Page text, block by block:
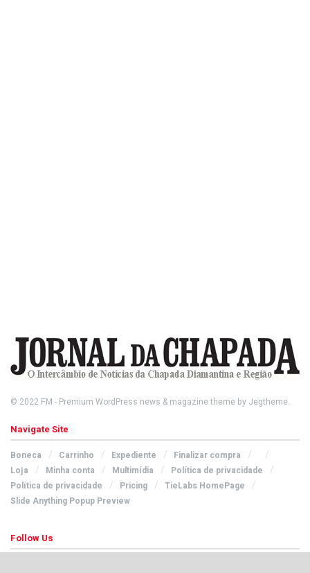
© 2022 FM - Premium WordPress news & magazine theme by Jegtheme.
Navigate Site
Boneca Carrinho Expediente
Finalizar compra
Loja
Minha conta Multimídia
Política de privacidade
Política de privacidade
Pricing
TieLabs HomePage
Slide Anything Popup Preview
Follow Us